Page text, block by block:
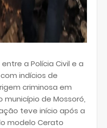
a Polícia Civil e a
indícios de
criminosa em
de Mossoró,
teve início após a
modelo Cerato